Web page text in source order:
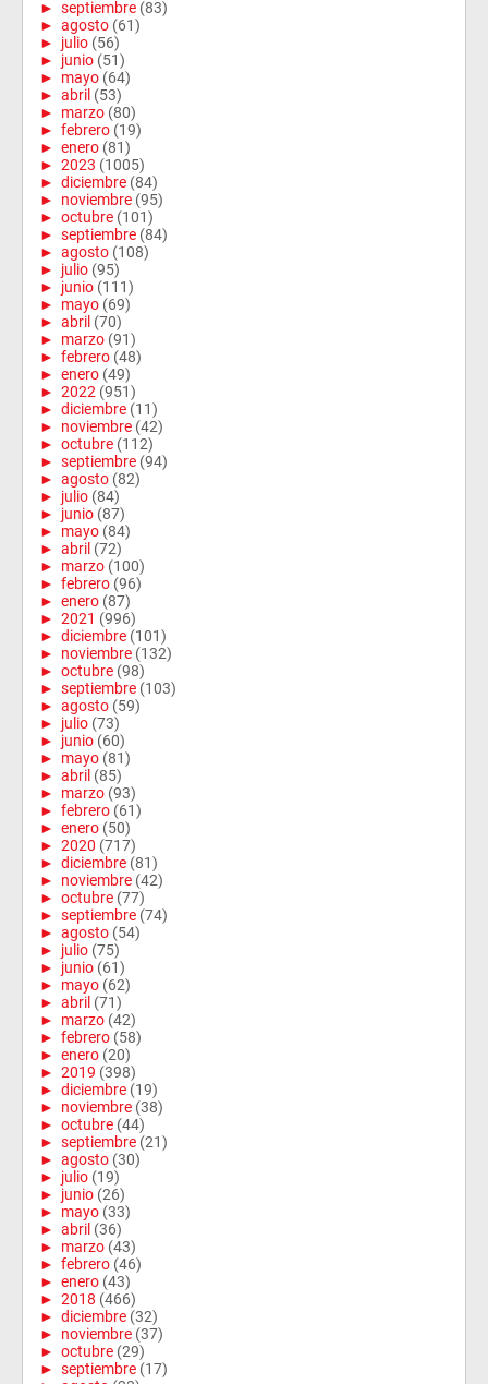
► septiembre (83)
► agosto (61)
► julio (56)
► junio (51)
► mayo (64)
► abril (53)
► marzo (80)
► febrero (19)
► enero (81)
► 2023 (1005)
► diciembre (84)
► noviembre (95)
► octubre (101)
► septiembre (84)
► agosto (108)
► julio (95)
► junio (111)
► mayo (69)
► abril (70)
► marzo (91)
► febrero (48)
► enero (49)
► 2022 (951)
► diciembre (11)
► noviembre (42)
► octubre (112)
► septiembre (94)
► agosto (82)
► julio (84)
► junio (87)
► mayo (84)
► abril (72)
► marzo (100)
► febrero (96)
► enero (87)
► 2021 (996)
► diciembre (101)
► noviembre (132)
► octubre (98)
► septiembre (103)
► agosto (59)
► julio (73)
► junio (60)
► mayo (81)
► abril (85)
► marzo (93)
► febrero (61)
► enero (50)
► 2020 (717)
► diciembre (81)
► noviembre (42)
► octubre (77)
► septiembre (74)
► agosto (54)
► julio (75)
► junio (61)
► mayo (62)
► abril (71)
► marzo (42)
► febrero (58)
► enero (20)
► 2019 (398)
► diciembre (19)
► noviembre (38)
► octubre (44)
► septiembre (21)
► agosto (30)
► julio (19)
► junio (26)
► mayo (33)
► abril (36)
► marzo (43)
► febrero (46)
► enero (43)
► 2018 (466)
► diciembre (32)
► noviembre (37)
► octubre (29)
► septiembre (17)